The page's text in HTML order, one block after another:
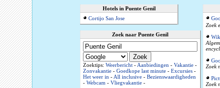
Hotels in Puente Genil
Cortijo San Jose
Zoek naar Puente Genil
Zoektips: Weerbericht -Aanbiedingen - Vakantie -
Zonvakantie - Goedkope last minute - Excursies -
Het weer in -All inclusive - Bezienswaardigheden
- Webcam - Vliegvakantie -
Zoek
Zoek
Zoek